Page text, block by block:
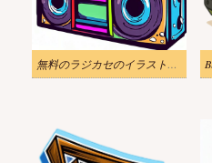
無料のラジカセのイラストPNG